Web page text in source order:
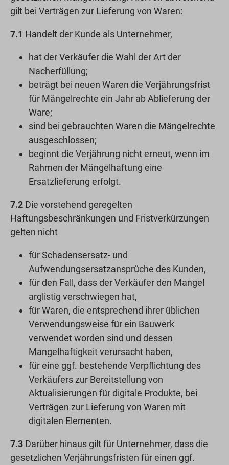
gilt bei Verträgen zur Lieferung von Waren:
7.1 Handelt der Kunde als Unternehmer,
hat der Verkäufer die Wahl der Art der
Nacherfüllung;
beträgt bei neuen Waren die Verjährungsfrist
für Mängelrechte ein Jahr ab Ablieferung der
Ware;
sind bei gebrauchten Waren die Mängelrechte
ausgeschlossen;
beginnt die Verjährung nicht erneut, wenn im
Rahmen der Mängelhaftung eine
Ersatzlieferung erfolgt.
7.2 Die vorstehend geregelten
Haftungsbeschränkungen und Fristverkürzungen
gelten nicht
für Schadensersatz- und
Aufwendungsersatzansprüche des Kunden,
für den Fall, dass der Verkäufer den Mangel
arglistig verschwiegen hat,
für Waren, die entsprechend ihrer üblichen
Verwendungsweise für ein Bauwerk
verwendet worden sind und dessen
Mangelhaftigkeit verursacht haben,
für eine ggf. bestehende Verpflichtung des
Verkäufers zur Bereitstellung von
Aktualisierungen für digitale Produkte, bei
Verträgen zur Lieferung von Waren mit
digitalen Elementen.
7.3 Darüber hinaus gilt für Unternehmer, dass die
gesetzlichen Verjährungsfristen für einen ggf.